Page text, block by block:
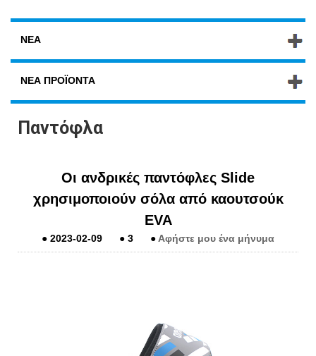
ΝΈΑ
ΝΈΑ ΠΡΟΪΌΝΤΑ
Παντόφλα
Οι ανδρικές παντόφλες Slide
χρησιμοποιούν σόλα από καουτσούκ
EVA
● 2023-02-09 ● 3 ● Αφήστε μου ένα μήνυμα